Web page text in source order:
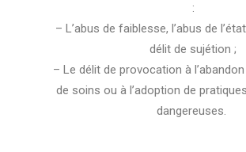
:
– L’abus de faiblesse, l’abus de
délit de sujétion ;
– Le délit de provocation à
de soins ou à l’adoption de
dangereuses.